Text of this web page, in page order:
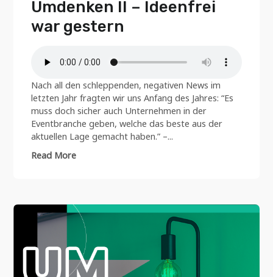
Umdenken II – Ideenfrei
war gestern
Nach all den schleppenden, negativen News im
letzten Jahr fragten wir uns Anfang des Jahres: “Es
muss doch sicher auch Unternehmen in der
Eventbranche geben, welche das beste aus der
aktuellen Lage gemacht haben.” –...
Read More